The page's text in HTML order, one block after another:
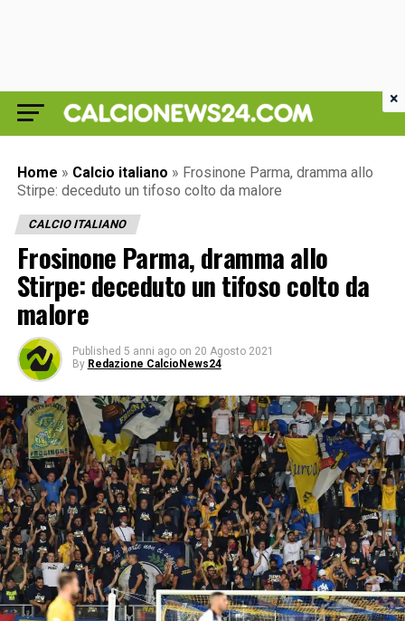
Home » Calcio italiano » Frosinone Parma, dramma allo
Stirpe: deceduto un tifoso colto da malore
CALCIO ITALIANO
Frosinone Parma, dramma allo
Stirpe: deceduto un tifoso colto da
malore
Published 5 anni ago on 20 Agosto 2021
By Redazione CalcioNews24
×